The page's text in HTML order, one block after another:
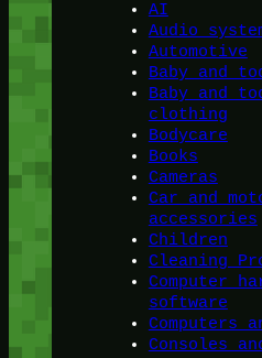
AI
Audio
Automotive
Baby and
Baby and
clothing
Bodycare
Books
Cameras
Car and
accessories
Children
Cleaning
Computer
software
Computers
Consoles